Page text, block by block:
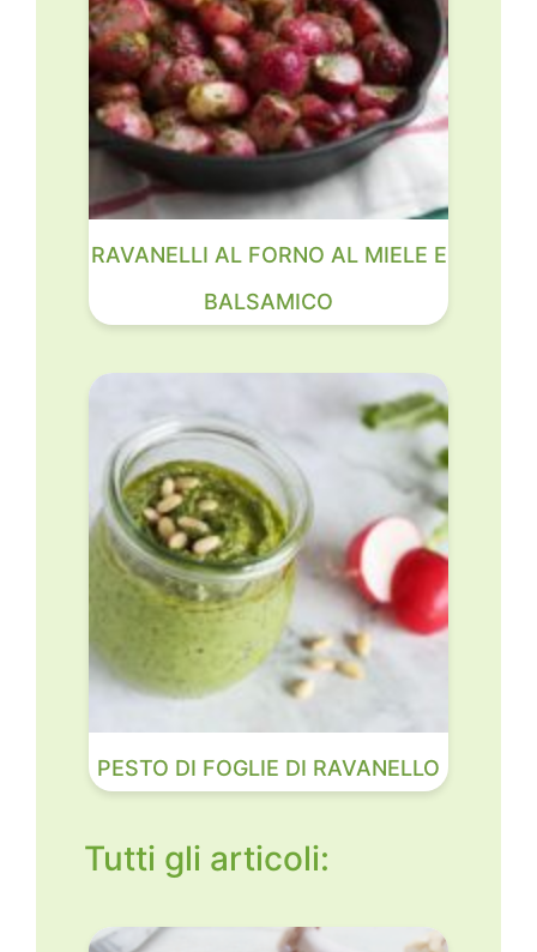
RAVANELLI AL FORNO AL MIELE E
BALSAMICO
PESTO DI FOGLIE DI RAVANELLO
Tutti gli articoli: